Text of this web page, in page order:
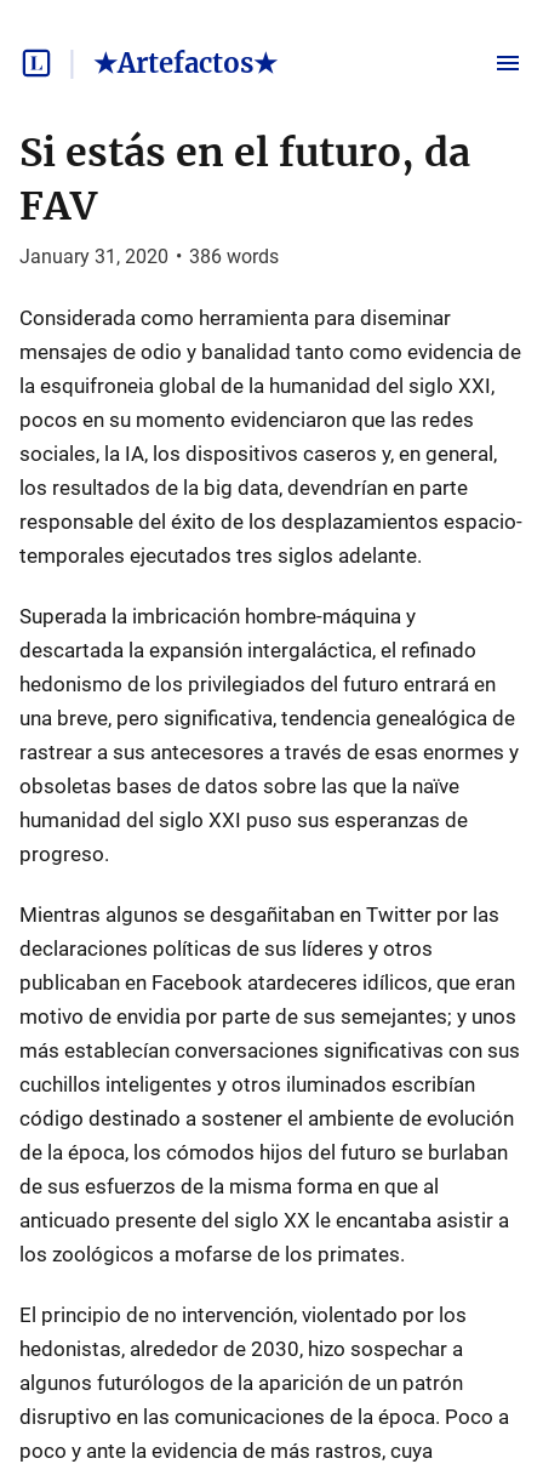
★Artefactos★
Si estás en el futuro, da
FAV
January 31, 2020 • 386 words
Considerada como herramienta para diseminar
mensajes de odio y banalidad tanto como evidencia de
la esquifroneia global de la humanidad del siglo XXI,
pocos en su momento evidenciaron que las redes
sociales, la IA, los dispositivos caseros y, en general,
los resultados de la big data, devendrían en parte
responsable del éxito de los desplazamientos espacio-
temporales ejecutados tres siglos adelante.
Superada la imbricación hombre-máquina y
descartada la expansión intergaláctica, el refinado
hedonismo de los privilegiados del futuro entrará en
una breve, pero significativa, tendencia genealógica de
rastrear a sus antecesores a través de esas enormes y
obsoletas bases de datos sobre las que la naïve
humanidad del siglo XXI puso sus esperanzas de
progreso.
Mientras algunos se desgañitaban en Twitter por las
declaraciones políticas de sus líderes y otros
publicaban en Facebook atardeceres idílicos, que eran
motivo de envidia por parte de sus semejantes; y unos
más establecían conversaciones significativas con sus
cuchillos inteligentes y otros iluminados escribían
código destinado a sostener el ambiente de evolución
de la época, los cómodos hijos del futuro se burlaban
de sus esfuerzos de la misma forma en que al
anticuado presente del siglo XX le encantaba asistir a
los zoológicos a mofarse de los primates.
El principio de no intervención, violentado por los
hedonistas, alrededor de 2030, hizo sospechar a
algunos futurólogos de la aparición de un patrón
disruptivo en las comunicaciones de la época. Poco a
poco y ante la evidencia de más rastros, cuya